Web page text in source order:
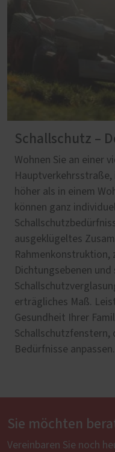
Schallschutz –
Wohnen Sie an einer
höher als in einem
können ganz
ausgeklügeltes
Rahmenkonstruktion,
Dichtungsebenen und
erträgliches Maß.
Gesundheit Ihrer
Schallschutzfenstern,
Bedürfnisse anpassen.
Sie möchten
Vereinbaren Sie noch